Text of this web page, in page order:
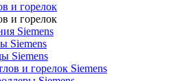
и горелок
и горелок
Siemens
Siemens
Siemens
и горелок Siemens